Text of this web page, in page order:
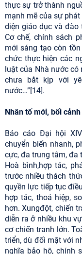
thực sự trở thành
mạnh mẽ của sự
diện giáo dục và đào
Cơ chế, chính sách
mới sáng tạo còn
chức thực hiện các
luật của Nhà nước
chưa bắt kịp với
nước…”[14].
Nhân tố mới, bối
Báo cáo Đại hội
chuyển biến nhanh,
cực, đa trung tâm, đa
Hoà bình,hợp tác,
trước nhiều thách
quyền lực tiếp tục
hợp tác, thoả hiệp,
hơn. Xungđột, chiến
diễn ra ở nhiều khu
cơ chiến tranh lớn.
triển, dù đối mặt với
nghĩa bảo hộ, chính